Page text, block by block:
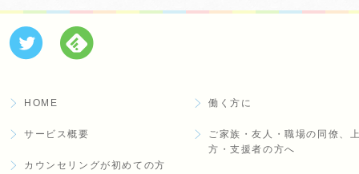
HOME
サービス概要
カウンセリングが初めての方
働く方に
ご家族・友人・職場の同僚、
方・支援者の方へ